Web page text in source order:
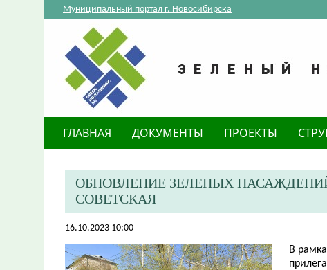
Муниципальный портал г. Новосибирска
ГЛАВНАЯ ДОКУМЕНТЫ ПРОЕКТЫ
ОБНОВЛЕНИЕ ЗЕЛЕНЫХ
СОВЕТСКАЯ
16.10.2023 10:00
​В